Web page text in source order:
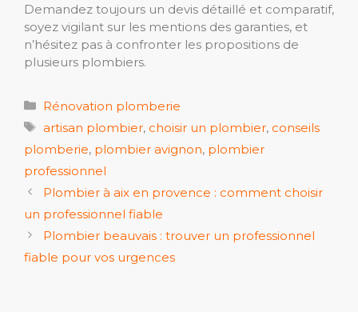
Demandez toujours un devis détaillé et comparatif,
soyez vigilant sur les mentions des garanties, et
n’hésitez pas à confronter les propositions de
plusieurs plombiers.
Catégories
Rénovation plomberie
Étiquettes
artisan plombier, choisir un plombier, conseils
plomberie, plombier avignon, plombier
professionnel
Plombier à aix en provence : comment choisir
un professionnel fiable
Plombier beauvais : trouver un professionnel
fiable pour vos urgences